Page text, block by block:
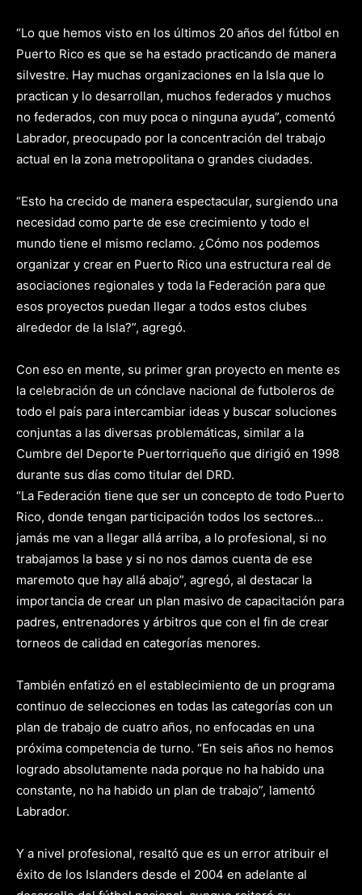
“Lo que hemos visto en los últimos 20 años del fútbol en
Puerto Rico es que se ha estado practicando de manera
silvestre. Hay muchas organizaciones en la Isla que lo
practican y lo desarrollan, muchos federados y muchos
no federados, con muy poca o ninguna ayuda”, comentó
Labrador, preocupado por la concentración del trabajo
actual en la zona metropolitana o grandes ciudades.
“Esto ha crecido de manera espectacular, surgiendo una
necesidad como parte de ese crecimiento y todo el
mundo tiene el mismo reclamo. ¿Cómo nos podemos
organizar y crear en Puerto Rico una estructura real de
asociaciones regionales y toda la Federación para que
esos proyectos puedan llegar a todos estos clubes
alrededor de la Isla?”, agregó.
Con eso en mente, su primer gran proyecto en mente es
la celebración de un cónclave nacional de futboleros de
todo el país para intercambiar ideas y buscar soluciones
conjuntas a las diversas problemáticas, similar a la
Cumbre del Deporte Puertorriqueño que dirigió en 1998
durante sus días como titular del DRD.
“La Federación tiene que ser un concepto de todo Puerto
Rico, donde tengan participación todos los sectores…
jamás me van a llegar allá arriba, a lo profesional, si no
trabajamos la base y si no nos damos cuenta de ese
maremoto que hay allá abajo”, agregó, al destacar la
importancia de crear un plan masivo de capacitación para
padres, entrenadores y árbitros que con el fin de crear
torneos de calidad en categorías menores.
También enfatizó en el establecimiento de un programa
continuo de selecciones en todas las categorías con un
plan de trabajo de cuatro años, no enfocadas en una
próxima competencia de turno. “En seis años no hemos
logrado absolutamente nada porque no ha habido una
constante, no ha habido un plan de trabajo”, lamentó
Labrador.
Y a nivel profesional, resaltó que es un error atribuir el
éxito de los Islanders desde el 2004 en adelante al